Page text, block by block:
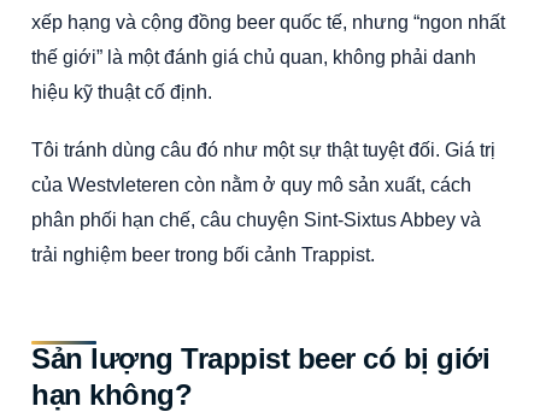
xếp hạng và cộng đồng beer quốc tế, nhưng “ngon nhất
thế giới” là một đánh giá chủ quan, không phải danh
hiệu kỹ thuật cố định.
Tôi tránh dùng câu đó như một sự thật tuyệt đối. Giá trị
của Westvleteren còn nằm ở quy mô sản xuất, cách
phân phối hạn chế, câu chuyện Sint-Sixtus Abbey và
trải nghiệm beer trong bối cảnh Trappist.
Sản lượng Trappist beer có bị giới
hạn không?